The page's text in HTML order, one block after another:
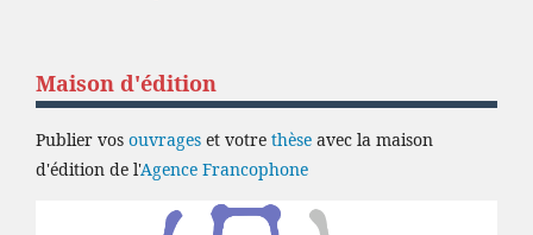
Maison d'édition
Publier vos ouvrages et votre thèse avec la maison
d'édition de l'Agence Francophone